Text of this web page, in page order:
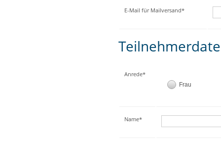
E-Mail für Mailversand*
Anrede*
Frau
Name*